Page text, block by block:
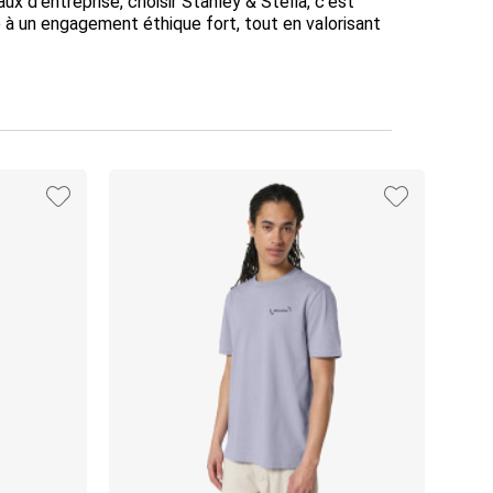
un engagement éthique fort, tout en valorisant